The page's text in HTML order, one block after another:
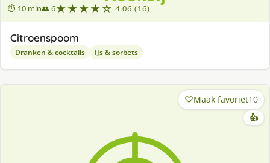
⏱ 10 min👥 6★★★★☆ 4.06 (16)
Citroenspoom
Dranken & cocktails IJs & sorbets
Maak favoriet10
👍